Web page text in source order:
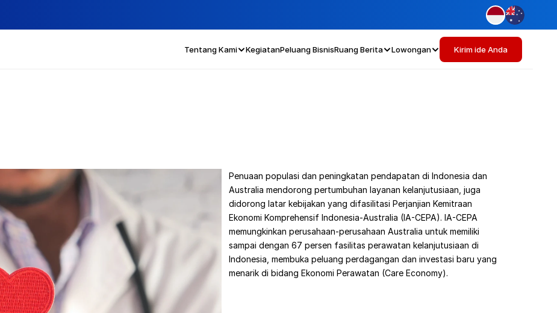
Tentang Kami KegiatanPeluang BisnisRuang Berita Lowongan Kirim ide Anda
Penuaan populasi dan peningkatan pendapatan di Indonesia dan
Australia mendorong pertumbuhan layanan kelanjutusiaan, juga
didorong latar kebijakan yang difasilitasi Perjanjian Kemitraan
Ekonomi Komprehensif Indonesia-Australia (IA-CEPA). IA-CEPA
memungkinkan perusahaan-perusahaan Australia untuk memiliki
sampai dengan 67 persen fasilitas perawatan kelanjutusiaan di
Indonesia, membuka peluang perdagangan dan investasi baru yang
menarik di bidang Ekonomi Perawatan (Care Economy).